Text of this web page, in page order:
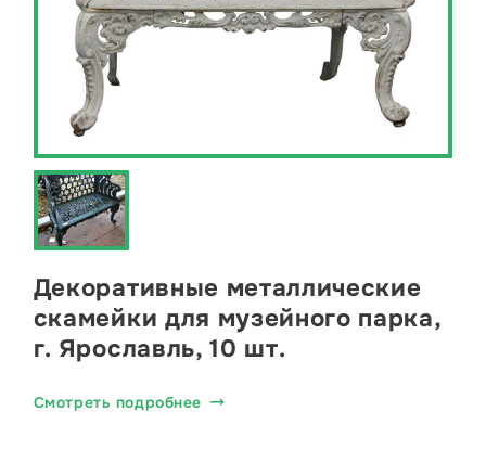
Декоративные металлические
скамейки для музейного парка,
г. Ярославль, 10 шт.
Смотреть подробнее